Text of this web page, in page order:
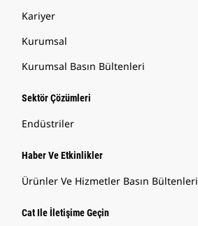
Kariyer
Kurumsal
Kurumsal Basın Bültenleri
Sektör Çözümleri
Endüstriler
Haber Ve Etkinlikler
Ürünler Ve Hizmetler Basın Bültenleri
Cat Ile İletişime Geçin